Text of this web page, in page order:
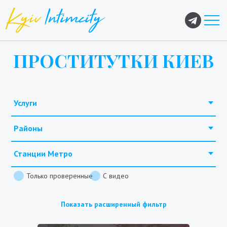
ПРОСТИТУТКИ КИЕВ
Услуги
Районы
Станции Метро
Только проверенные С видео
Показать расширенный фильтр